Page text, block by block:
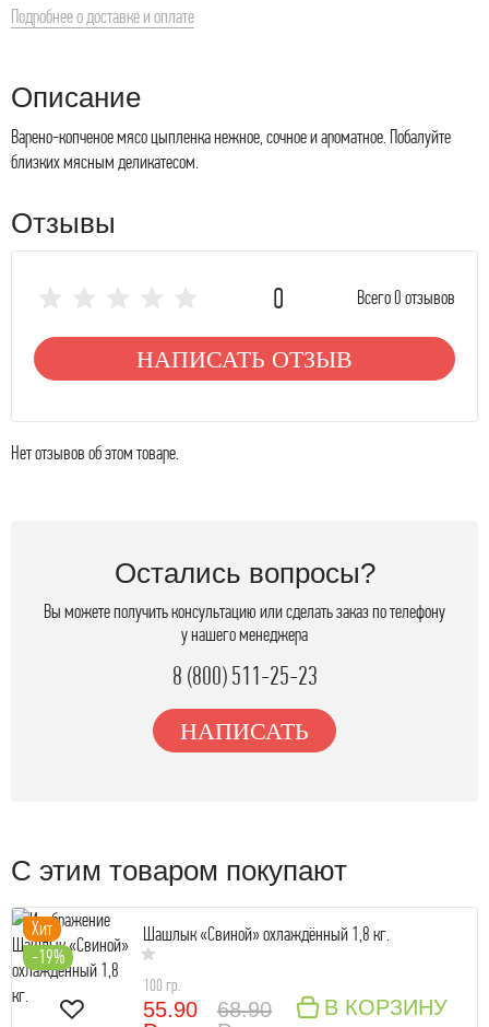
Подробнее о доставке и оплате
Описание
Варено-копченое мясо цыпленка нежное, сочное и ароматное. Побалуйте
близких мясным деликатесом.
Отзывы
0 Всего 0 отзывов
НАПИСАТЬ ОТЗЫВ
Нет отзывов об этом товаре.
Остались вопросы?
Вы можете получить консультацию или сделать заказ по телефону
у нашего менеджера
8 (800) 511-25-23
НАПИСАТЬ
С этим товаром покупают
Хит
-19%
Шашлык «Свиной» охлаждённый 1,8 кг.
100 гр.
55.90
68.90
В КОРЗИНУ